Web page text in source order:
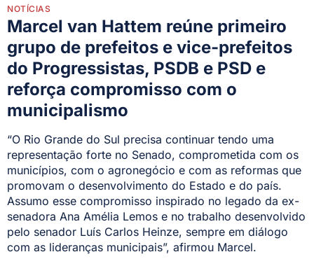
NOTÍCIAS
Marcel van Hattem reúne primeiro
grupo de prefeitos e vice-prefeitos
do Progressistas, PSDB e PSD e
reforça compromisso com o
municipalismo
“O Rio Grande do Sul precisa continuar tendo uma
representação forte no Senado, comprometida com os
municípios, com o agronegócio e com as reformas que
promovam o desenvolvimento do Estado e do país.
Assumo esse compromisso inspirado no legado da ex-
senadora Ana Amélia Lemos e no trabalho desenvolvido
pelo senador Luís Carlos Heinze, sempre em diálogo
com as lideranças municipais”, afirmou Marcel.